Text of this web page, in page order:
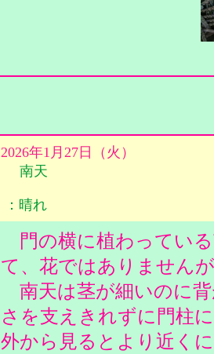
2026年1月27日（火）
南天
：晴れ
門の横に植わってい
て、花ではありません
南天は茎が細いのに
さを支えきれずに門柱
外から見るとより近く